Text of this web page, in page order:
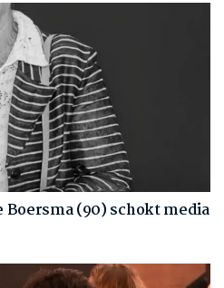
(90) schokt media